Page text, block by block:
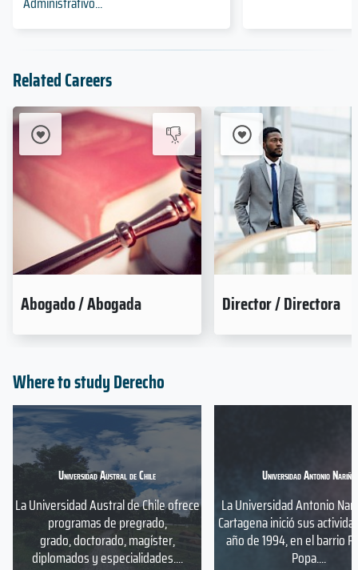
Related Careers
Abogado / Abogada Director / Directora
Where to study Derecho
Universidad Austral de Chile
La Universidad Austral de Chile ofrece
programas de pregrado,
grado, doctorado, magíster,
diplomados y especialidades....
Universidad Antonio Nariño
La Universidad Antonio
Cartagena inició sus
año de 1994, en el barrio
Popa....